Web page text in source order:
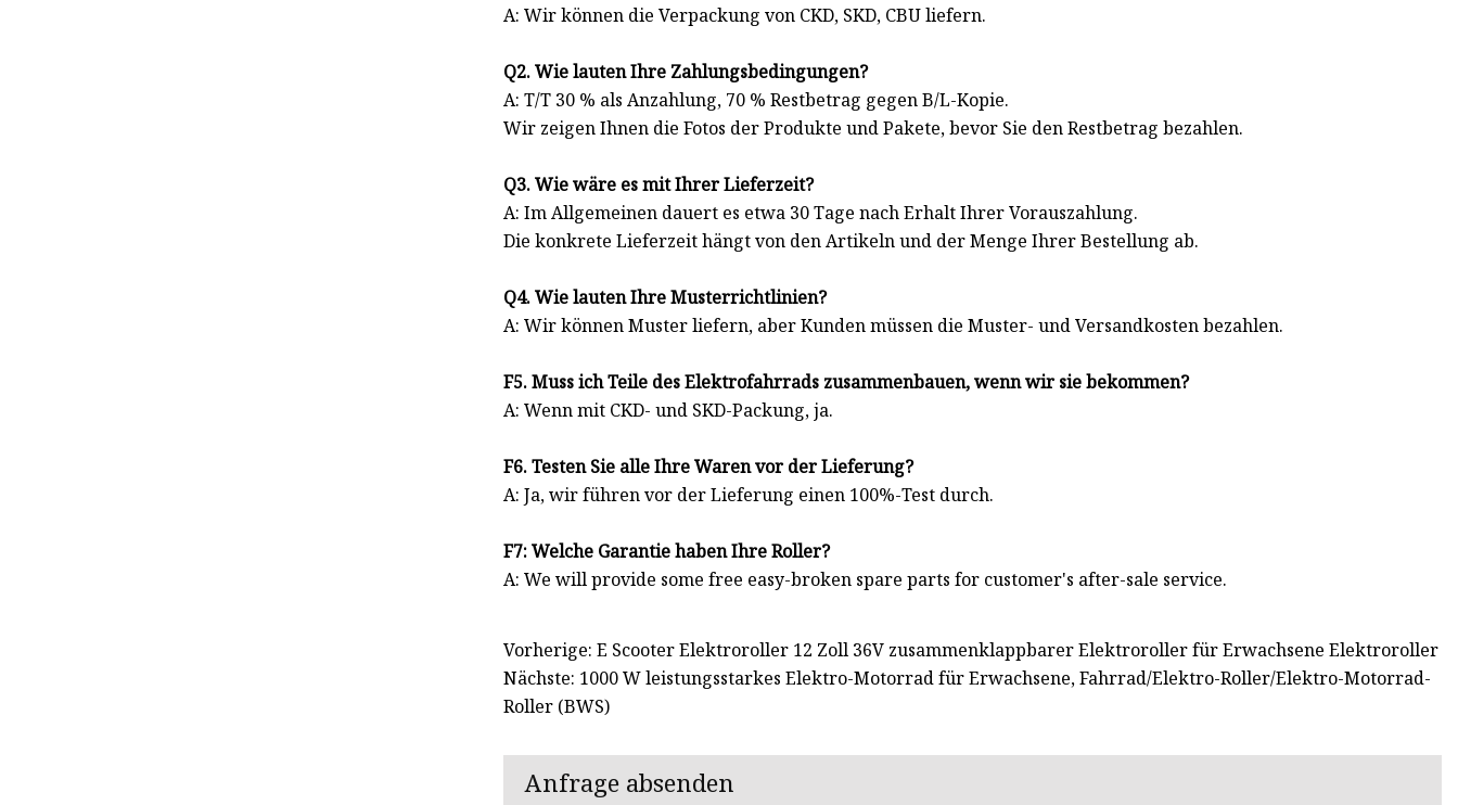
A: Wir können die Verpackung von CKD, SKD, CBU liefern.
Q2. Wie lauten Ihre Zahlungsbedingungen?
A: T/T 30 % als Anzahlung, 70 % Restbetrag gegen B/L-Kopie.
Wir zeigen Ihnen die Fotos der Produkte und Pakete, bevor Sie den Restbetrag bezahlen.
Q3. Wie wäre es mit Ihrer Lieferzeit?
A: Im Allgemeinen dauert es etwa 30 Tage nach Erhalt Ihrer Vorauszahlung.
Die konkrete Lieferzeit hängt von den Artikeln und der Menge Ihrer Bestellung ab.
Q4. Wie lauten Ihre Musterrichtlinien?
A: Wir können Muster liefern, aber Kunden müssen die Muster- und Versandkosten bezahlen.
F5. Muss ich Teile des Elektrofahrrads zusammenbauen, wenn wir sie bekommen?
A: Wenn mit CKD- und SKD-Packung, ja.
F6. Testen Sie alle Ihre Waren vor der Lieferung?
A: Ja, wir führen vor der Lieferung einen 100%-Test durch.
F7: Welche Garantie haben Ihre Roller?
A: We will provide some free easy-broken spare parts for customer's after-sale service.
Vorherige: E Scooter Elektroroller 12 Zoll 36V zusammenklappbarer Elektroroller für Erwachsene Elektroroller
Nächste: 1000 W leistungsstarkes Elektro-Motorrad für Erwachsene, Fahrrad/Elektro-Roller/Elektro-Motorrad-
Roller (BWS)
Anfrage absenden